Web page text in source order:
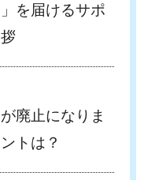
を届けるサポ
廃止になりま
トは？